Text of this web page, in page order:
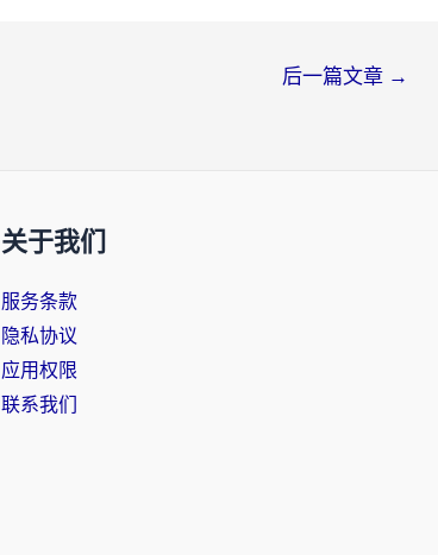
后一篇文章 →
关于我们
服务条款
隐私协议
应用权限
联系我们